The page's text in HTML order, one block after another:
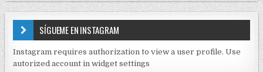
d
N
T
I
D
SÍGUEME EN INSTAGRAM
Instagram requires authorization to view a user profile. Use
autorized account in widget settings